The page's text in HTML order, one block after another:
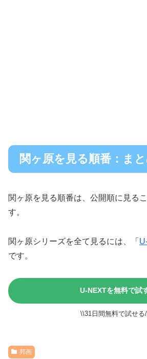
関ヶ原を見る順番：ま
関ヶ原を見る順番は、公開順に見る
す。
関ヶ原シリーズを全て見るには、「
です。
U-NEXTを無料で試
\\31日間無料で試せる
邦画